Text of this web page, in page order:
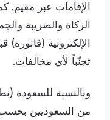
الإقامات عبر مقيم.
الزكاة والضريبة
الإلكترونية (فاتورة)
تجنّباً لأي مخالفات.
وبالنسبة للسعودة
من السعوديين بحسب